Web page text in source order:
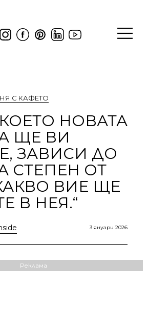
С КАФЕТО
НОВАТА
ЩЕ ВИ
ЗАВИСИ ДО
СТЕПЕН ОТ
ВИЕ ЩЕ
В НЕЯ.“
3 януари 2026
Реклама